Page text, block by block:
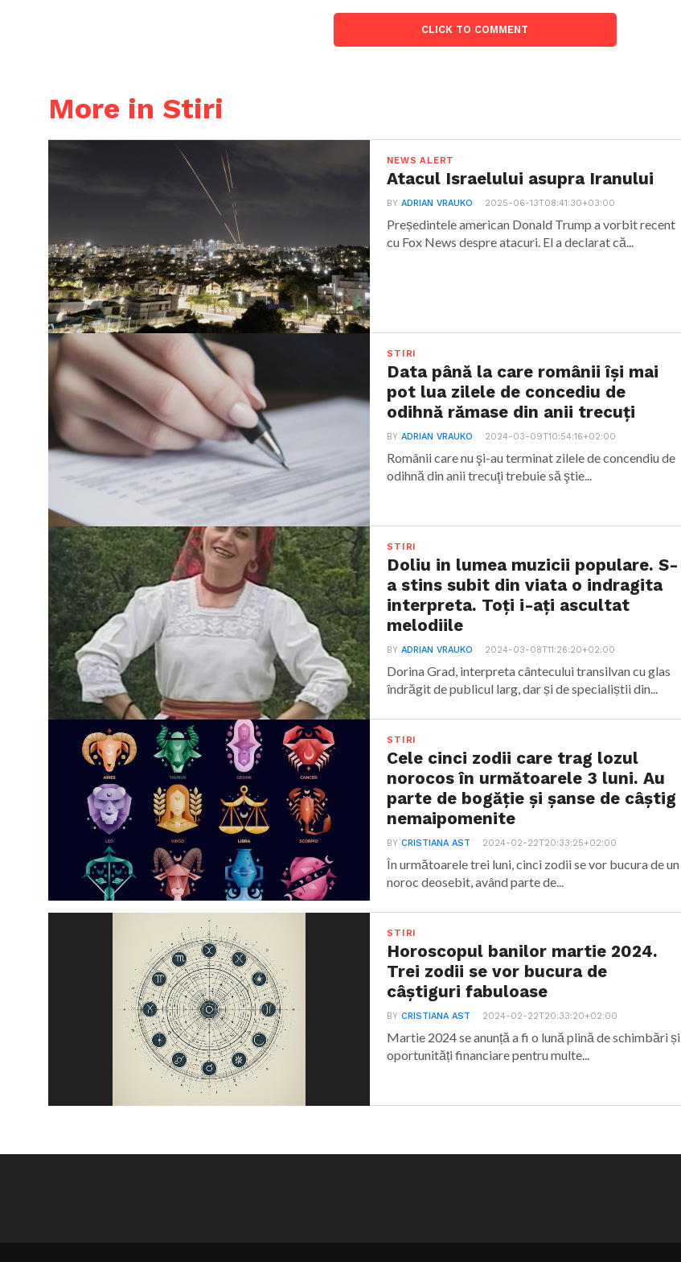
CLICK TO COMMENT
More in Stiri
NEWS ALERT
Atacul Israelului asupra Iranului
BYADRIAN VRAUKO 2025-06-13T08:41:30+03:00
Președintele american Donald Trump a vorbit recent
cu Fox News despre atacuri. El a declarat că...
STIRI
Data până la care românii îşi mai
pot lua zilele de concediu de
odihnă rămase din anii trecuţi
BYADRIAN VRAUKO 2024-03-09T10:54:16+02:00
Românii care nu şi-au terminat zilele de concendiu de
odihnă din anii trecuţi trebuie să ştie...
STIRI
Doliu in lumea muzicii populare. S-
a stins subit din viata o indragita
interpreta. Toți i-ați ascultat
melodiile
BYADRIAN VRAUKO 2024-03-08T11:26:20+02:00
Dorina Grad, interpreta cântecului transilvan cu glas
îndrăgit de publicul larg, dar și de specialiștii din...
STIRI
Cele cinci zodii care trag lozul
norocos în următoarele 3 luni. Au
parte de bogăție și șanse de câștig
nemaipomenite
BYCRISTIANA AST 2024-02-22T20:33:25+02:00
În următoarele trei luni, cinci zodii se vor bucura de un
noroc deosebit, având parte de...
STIRI
Horoscopul banilor martie 2024.
Trei zodii se vor bucura de
câștiguri fabuloase
BYCRISTIANA AST 2024-02-22T20:33:20+02:00
Martie 2024 se anunță a fi o lună plină de schimbări și
oportunități financiare pentru multe...